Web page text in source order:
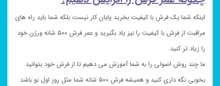
اینکه شما یک فرش با کیفیت بخرید پایان کار نیست بلکه شما باید راه های
مراقبت از فرش با کیفیت را نیز یاد بگیرید و عمر فرش ۵۰۰ شانه ورژن خود
را زیاد تر کنید.
ما چند روش اصولی را به شما آموزش می دهیم تا از فرش خود بتوانید
بخوبی نگه داری کنید و همیشه فرش ۵۰۰ شانه شما مثل روز اول نو باشد.